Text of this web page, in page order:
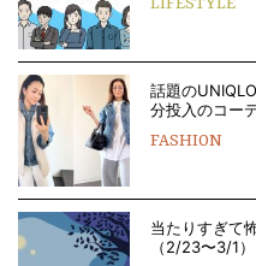
話題の
分投入のコー
FASHION
当たりすぎて
（2/23〜3/1